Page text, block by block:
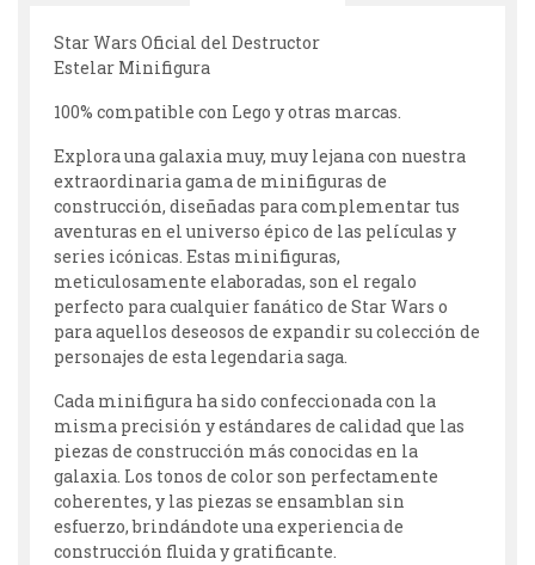
Star Wars Oficial del Destructor
Estelar Minifigura
100% compatible con Lego y otras marcas.
Explora una galaxia muy, muy lejana con nuestra
extraordinaria gama de minifiguras de
construcción, diseñadas para complementar tus
aventuras en el universo épico de las películas y
series icónicas. Estas minifiguras,
meticulosamente elaboradas, son el regalo
perfecto para cualquier fanático de Star Wars o
para aquellos deseosos de expandir su colección de
personajes de esta legendaria saga.
Cada minifigura ha sido confeccionada con la
misma precisión y estándares de calidad que las
piezas de construcción más conocidas en la
galaxia. Los tonos de color son perfectamente
coherentes, y las piezas se ensamblan sin
esfuerzo, brindándote una experiencia de
construcción fluida y gratificante.